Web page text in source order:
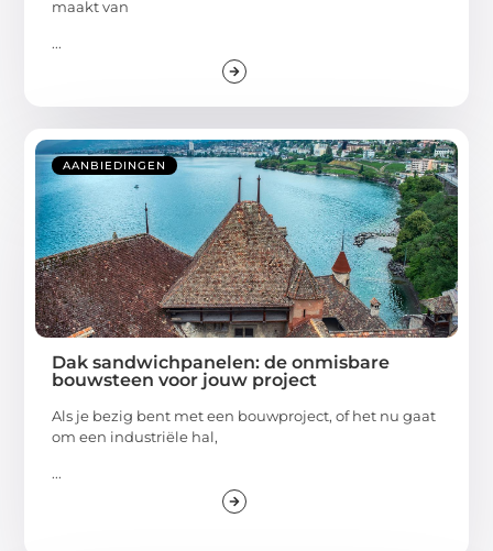
maakt van
...
AANBIEDINGEN
Dak sandwichpanelen: de onmisbare
bouwsteen voor jouw project
Als je bezig bent met een bouwproject, of het nu gaat
om een industriële hal,
...